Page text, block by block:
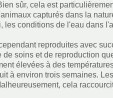
sûr, cela est
capturés dans la
les conditions de l'eau dans
reproduites avec
soins et de reproduction
élevées à des
à environ trois semaines.
cela